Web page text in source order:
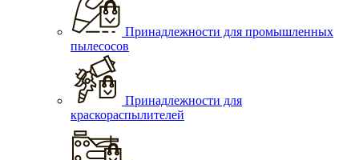
Принадлежности для промышленных
пылесосов
Принадлежности для
краскораспылителей